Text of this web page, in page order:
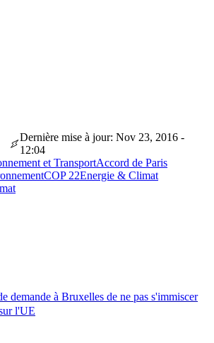
Dernière mise à jour: Nov 23, 2016 -
12:04
et TransportAccord de Paris
COP 22Energie & Climat
demande à Bruxelles de ne pas s'immiscer
l'UE